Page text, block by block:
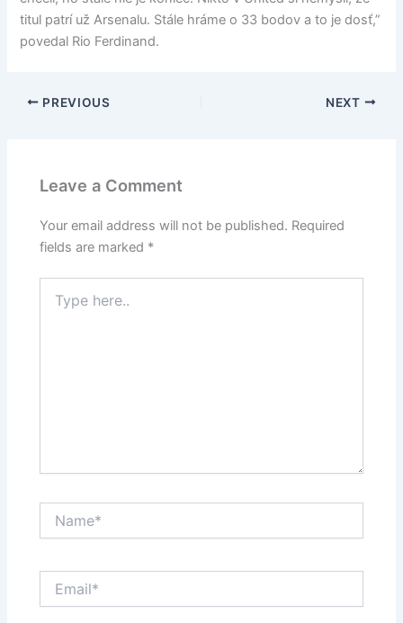
titul patrí už Arsenalu. Stále hráme o 33 bodov a to je dosť,”
povedal Rio Ferdinand.
PREVIOUS NEXT
Leave a Comment
Your email address will not be published. Required
fields are marked *
here..